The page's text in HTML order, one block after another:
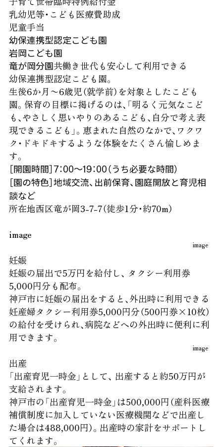
乳幼児等・こども医療費助成
児童手当
幼保連携型認定こども園
岩岡こども園
竜が岡分園共働き世代も安心して利用できる
幼保連携型認定こども園。
生後6か月〜6歳児（就学前）を対象としたこども
園。保育の目標に掲げるのは、「明るく元気なこど
も、やさしく思いやりのあるこども、自分で考え表
現できるこども」。恵まれた自然のなかで、ワクワ
ク・ドキドキするような体験をたくさん愉しめま
す。
［開園時間］7：00〜19：00（うち必要な時間）
［園の特色］地域交流、出前保育、園庭開放と育児相
談など
所在地西区竜が岡3-7-7（徒歩1分・約70m）
image
image
妊娠
妊娠の届出で5万円を給付し、 タクシー利用券
5,000円分も配布。
神戸市に妊娠の届出をすると、外出時に利用できる
妊産婦タクシー利用券5,000円分（500円券×10枚）
の給付を受けられ、病院などへの外出時に便利に利
用できます。
image
出産
「出産育児一時金」として、 出産すると約50万円が
支給されます。
神戸市の「出産育児一時金」は500,000円（産科医療
補償制度に加入していない医療機関などで出産し
た場合は488,000円）。出産時の家計をサポートし
てくれます。